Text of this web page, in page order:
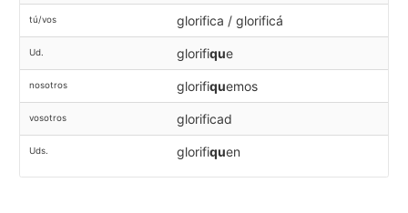
tú/vos glorifica / glorificá
Ud. glorifique
nosotros glorifiquemos
vosotros glorificad
Uds. glorifiquen